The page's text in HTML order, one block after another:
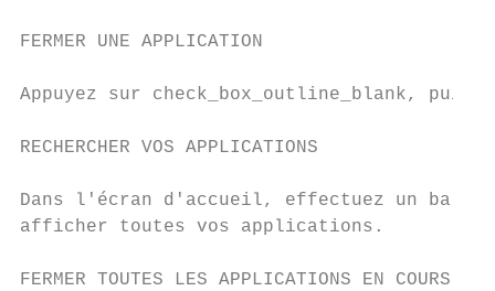
FERMER UNE APPLICATION
Appuyez sur check_box_outline_blank,
RECHERCHER VOS APPLICATIONS
Dans l'écran d'accueil, effectuez un
afficher toutes vos applications.
FERMER TOUTES LES APPLICATIONS EN COURS